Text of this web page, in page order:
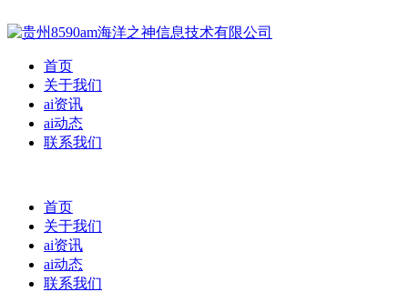
首页
关于我们
ai资讯
ai动态
联系我们
首页
关于我们
ai资讯
ai动态
联系我们